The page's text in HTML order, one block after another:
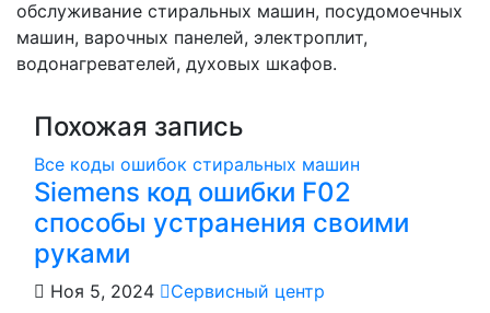
обслуживание стиральных машин, посудомоечных
машин, варочных панелей, электроплит,
водонагревателей, духовых шкафов.
Похожая запись
Все коды ошибок стиральных машин
Siemens код ошибки F02
способы устранения своими
руками
Ноя 5, 2024
Сервисный центр